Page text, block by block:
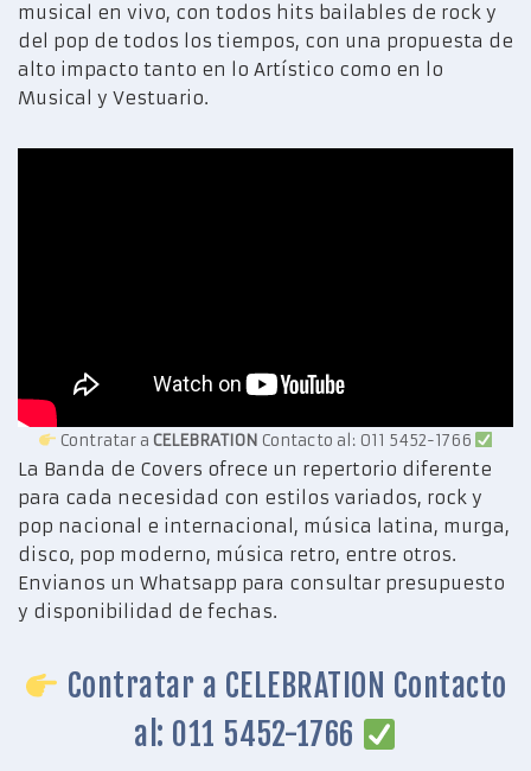
musical en vivo, con todos hits bailables de rock y
del pop de todos los tiempos, con una propuesta de
alto impacto tanto en lo Artístico como en lo
Musical y Vestuario.
Contratar a CELEBRATION Contacto al: 011 5452-1766
La Banda de Covers ofrece un repertorio diferente
para cada necesidad con estilos variados, rock y
pop nacional e internacional, música latina, murga,
disco, pop moderno, música retro, entre otros.
Envianos un Whatsapp para consultar presupuesto
y disponibilidad de fechas.
Contratar a CELEBRATION Contacto
al: 011 5452-1766